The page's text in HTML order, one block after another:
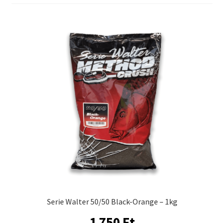
Serie Walter 50/50 Black-Orange – 1kg